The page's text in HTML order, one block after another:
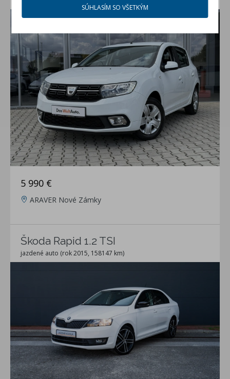
5 990 €
ARAVER Nové Zámky
Škoda Rapid 1.2 TSI
jazdené auto (rok 2015, 158147 km)
SÚHLASÍM SO VŠETKÝM